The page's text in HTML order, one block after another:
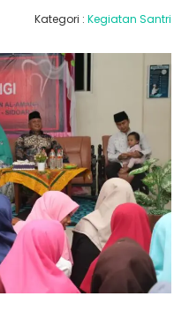
Kategori : Kegiatan Santri